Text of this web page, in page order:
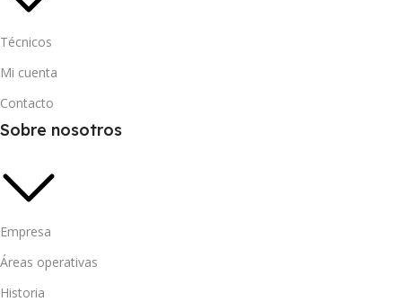
Técnicos
Mi cuenta
Contacto
Sobre nosotros
Empresa
Áreas operativas
Historia